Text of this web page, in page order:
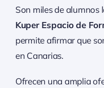
Son miles de alumnos
Kuper Espacio de
permite afirmar que
en Canarias.
Ofrecen una amplia